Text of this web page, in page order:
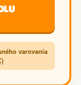
varovania